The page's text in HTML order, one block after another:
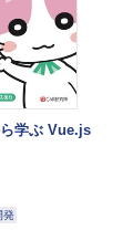
学ぶ Vue.js
発